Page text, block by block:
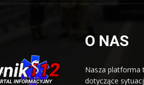
O NAS
Nasza platforma
dotyczące